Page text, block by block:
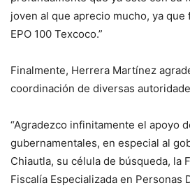
joven al que aprecio mucho, ya que
EPO 100 Texcoco.”
Finalmente, Herrera Martínez
coordinación de diversas
“Agradezco infinitamente el apoyo
gubernamentales, en especial al
Chiautla, su célula de búsqueda, la
Fiscalía Especializada en Personas